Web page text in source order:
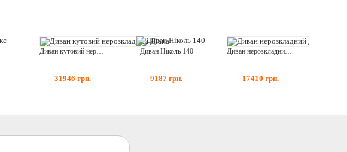
Диван кутовий нерозкладний Діана
31946 грн.
Диван Ніколь 140
9187 грн. 17410 грн.